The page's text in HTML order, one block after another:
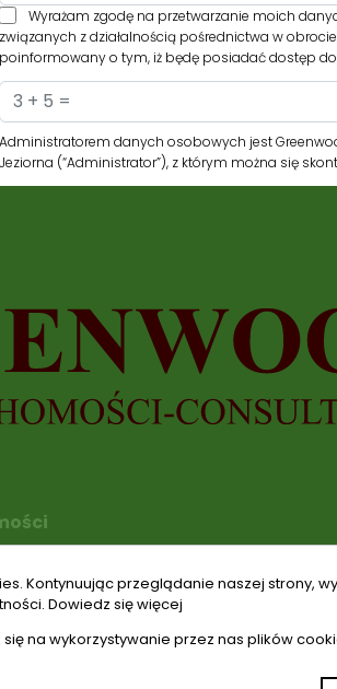
Wyrażam zgodę na przetwarzanie moich
związanych z działalnością pośrednictwa w
poinformowany o tym, iż będę posiadać dostęp
Administratorem danych osobowych jest
Jeziorna (“Administrator”), z którym można się
Kontynuując przeglądanie naszej strony,
Dowiedz się więcej
na wykorzystywanie przez nas plików